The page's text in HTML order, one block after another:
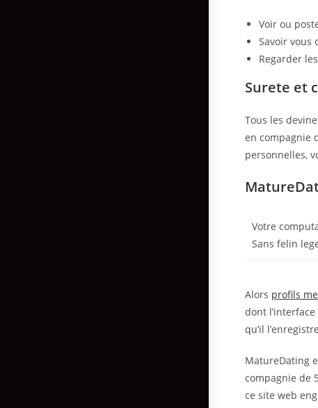
Voir ou
Savoir vous
Regarder
Surete et
Tous les
en compagnie
personnelles,
Votre
Sans felin
Alors profils
dont
qu’il
MatureDating
compagnie de
ce site web